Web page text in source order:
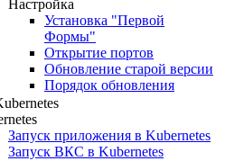
Настройка
Установка "Первой
Формы"
Открытие портов
Обновление старой версии
Порядок обновления
Запуск приложения в Kubernetes
Запуск ВКС в Kubernetes